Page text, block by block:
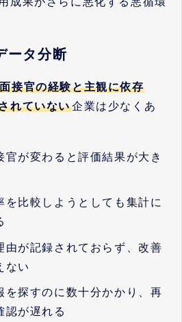
ータ分断
接官の経験と主観に依存
れていない企業は少なくあ
官が変わると評価結果が大き
を比較しようとしても集計に
由が記録されておらず、改善
ない
を探すのに数十分かかり、再
認が遅れる